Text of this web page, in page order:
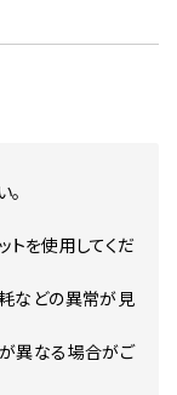
トを使用してくだ
耗などの異常が見
異なる場合がご